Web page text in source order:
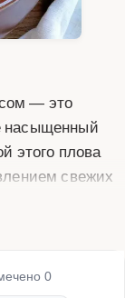
— это
насыщенный
этого плова
свежих
добавляет
с
0